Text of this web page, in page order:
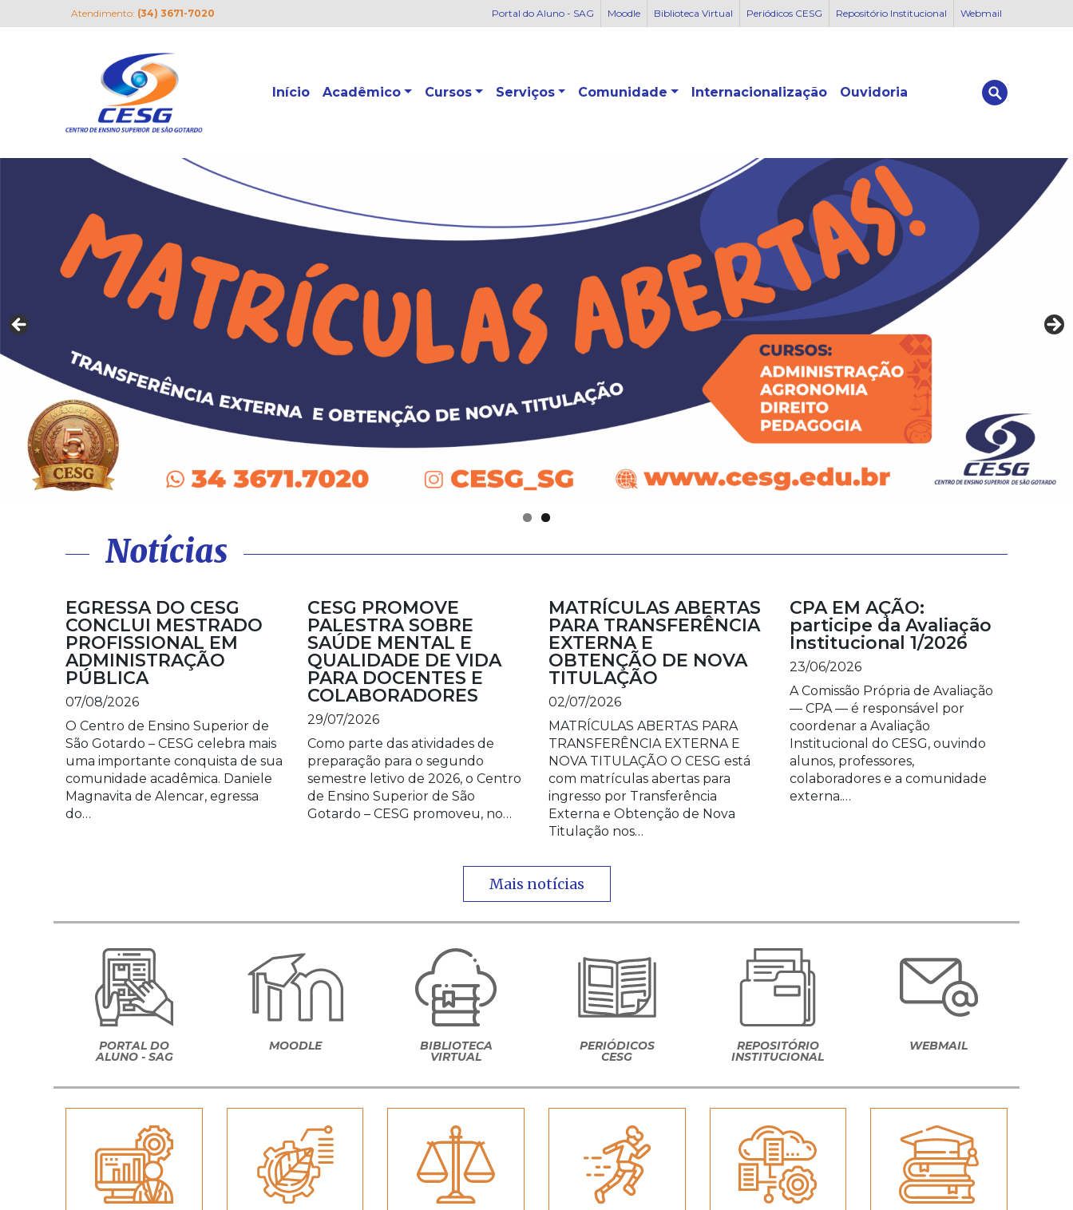
Atendimento: (34) 3671-7020 Portal do Aluno - SAG Moodle Biblioteca Virtual Periódicos CESG Repositório Institucional Webmail
Início Acadêmico Cursos Serviços Comunidade Internacionalização Ouvidoria
Notícias
EGRESSA DO CESG
CONCLUI MESTRADO
PROFISSIONAL EM
ADMINISTRAÇÃO
PÚBLICA
07/08/2026
O Centro de Ensino Superior de
São Gotardo – CESG celebra mais
uma importante conquista de sua
comunidade acadêmica. Daniele
Magnavita de Alencar, egressa
do…
CESG PROMOVE
PALESTRA SOBRE
SAÚDE MENTAL E
QUALIDADE DE VIDA
PARA DOCENTES E
COLABORADORES
29/07/2026
Como parte das atividades de
preparação para o segundo
semestre letivo de 2026, o Centro
de Ensino Superior de São
Gotardo – CESG promoveu, no…
MATRÍCULAS ABERTAS
PARA TRANSFERÊNCIA
EXTERNA E
OBTENÇÃO DE NOVA
TITULAÇÃO
02/07/2026
MATRÍCULAS ABERTAS PARA
TRANSFERÊNCIA EXTERNA E
NOVA TITULAÇÃO O CESG está
com matrículas abertas para
ingresso por Transferência
Externa e Obtenção de Nova
Titulação nos…
CPA EM AÇÃO:
participe da Avaliação
Institucional 1/2026
23/06/2026
A Comissão Própria de Avaliação
— CPA — é responsável por
coordenar a Avaliação
Institucional do CESG, ouvindo
alunos, professores,
colaboradores e a comunidade
externa.…
Mais notícias
PORTAL DO
ALUNO - SAG
MOODLE BIBLIOTECA
VIRTUAL
PERIÓDICOS
CESG
REPOSITÓRIO
INSTITUCIONAL
WEBMAIL